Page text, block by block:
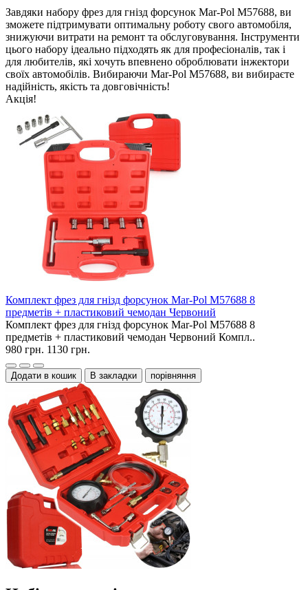
Завдяки набору фрез для гнізд форсунок Mar-Pol M57688, ви
зможете підтримувати оптимальну роботу свого автомобіля,
знижуючи витрати на ремонт та обслуговування. Інструменти
цього набору ідеально підходять як для професіоналів, так і
для любителів, які хочуть впевнено оброблювати інжектори
своїх автомобілів. Вибираючи Mar-Pol M57688, ви вибираєте
надійність, якість та довговічність!
Акція!
Комплект фрез для гнізд форсунок Mar-Pol M57688 8
предметів + пластиковий чемодан Червоний
Комплект фрез для гнізд форсунок Mar-Pol M57688 8
предметів + пластиковий чемодан Червоний Компл..
980 грн. 1130 грн.
Додати в кошик В закладки порівняння